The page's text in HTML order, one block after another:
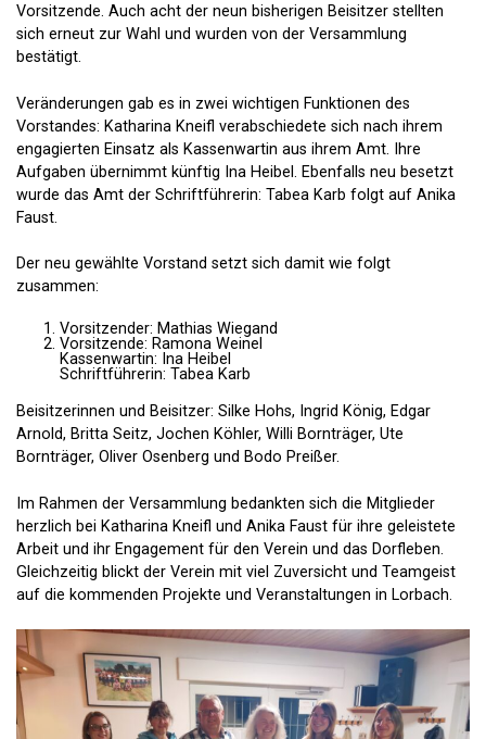
Vorsitzende. Auch acht der neun bisherigen Beisitzer stellten
sich erneut zur Wahl und wurden von der Versammlung
bestätigt.
Veränderungen gab es in zwei wichtigen Funktionen des
Vorstandes: Katharina Kneifl verabschiedete sich nach ihrem
engagierten Einsatz als Kassenwartin aus ihrem Amt. Ihre
Aufgaben übernimmt künftig Ina Heibel. Ebenfalls neu besetzt
wurde das Amt der Schriftführerin: Tabea Karb folgt auf Anika
Faust.
Der neu gewählte Vorstand setzt sich damit wie folgt
zusammen:
Vorsitzender: Mathias Wiegand
Vorsitzende: Ramona Weinel
Kassenwartin: Ina Heibel
Schriftführerin: Tabea Karb
Beisitzerinnen und Beisitzer: Silke Hohs, Ingrid König, Edgar
Arnold, Britta Seitz, Jochen Köhler, Willi Bornträger, Ute
Bornträger, Oliver Osenberg und Bodo Preißer.
Im Rahmen der Versammlung bedankten sich die Mitglieder
herzlich bei Katharina Kneifl und Anika Faust für ihre geleistete
Arbeit und ihr Engagement für den Verein und das Dorfleben.
Gleichzeitig blickt der Verein mit viel Zuversicht und Teamgeist
auf die kommenden Projekte und Veranstaltungen in Lorbach.